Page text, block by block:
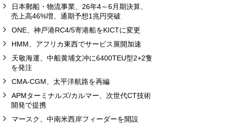
日本郵船・物流事業、26年4～6月期決算、
売上高46%増、通期予想1兆円突破
ONE、神戸港RC4/5寄港船をKICTに変更
HMM、アフリカ東西でサービス展開加速
天敬海運、中船黄埔文冲に6400TEU型2+2隻
を発注
CMA-CGM、太平洋航路を再編
APMターミナルズ/カルマー、次世代CT技術
開発で提携
マースク、中南米西岸フィーダーを開設